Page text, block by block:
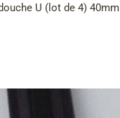
U (lot de 4) 40mm